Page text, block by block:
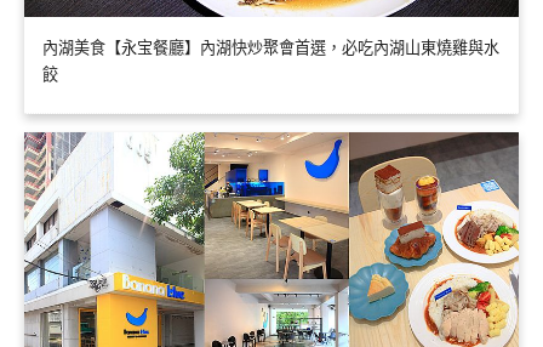
內湖美食【永宝餐廳】內湖快炒聚會首選，必吃內湖山東燒雞與水
餃